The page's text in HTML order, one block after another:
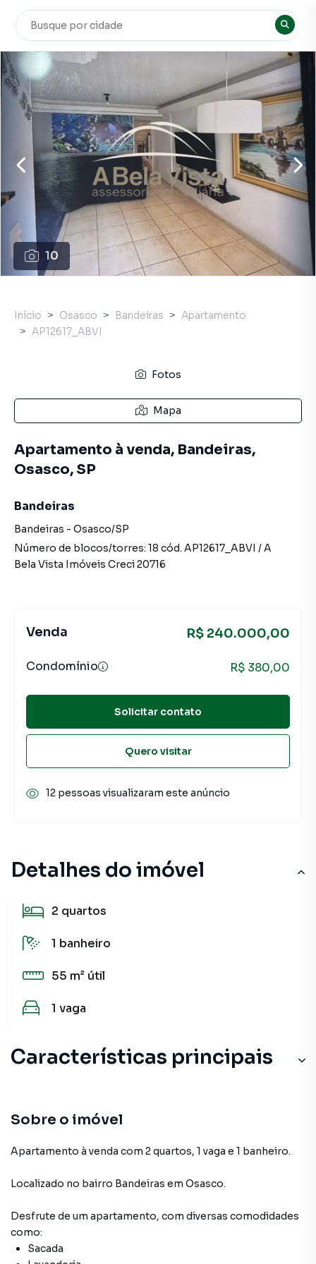
10
Detalhes do imóvel
2 quartos
1 banheiro
55 m² útil
1 vaga
Características principais
Sobre o imóvel
Apartamento à venda com 2 quartos, 1 vaga e 1 banheiro.
Localizado no bairro Bandeiras em Osasco.
Desfrute de um apartamento, com diversas comodidades
como:
Sacada
Início Osasco Bandeiras
Apartamento
AP12617_ABVI
Fotos
Mapa
Apartamento à venda, Bandeiras,
Osasco, SP
Bandeiras
Bandeiras - Osasco/SP
Número de blocos/torres: 18 cód. AP12617_ABVI /A
Bela Vista Imóveis Creci20716
Venda R$ 240.000,00
Condomínio R$ 380,00
Solicitar contato
Quero visitar
12 pessoas visualizaram este anúncio